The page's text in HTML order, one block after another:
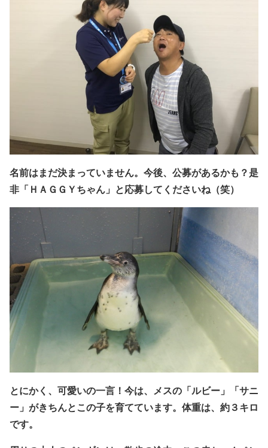
名前はまだ決まっていません。今後、 公募があるかも？是
非「ＨＡＧＧＹちゃん」と応募してくださいね（笑）
とにかく、可愛いの一言！今は、メスの「ルビー」「サニ
ー」がきちんとこの子を育てています。 体重は、約３キロ
です。